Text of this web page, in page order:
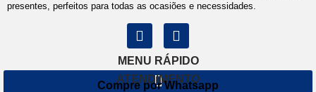
presentes, perfeitos para todas as ocasiões e necessidades.
MENU RÁPIDO
ATENDIMENTO
Compre por Whatsapp